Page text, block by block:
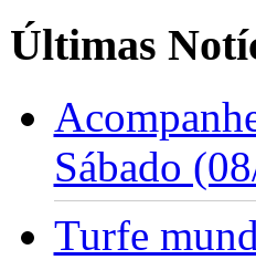
Últimas
Sábado
Turfe